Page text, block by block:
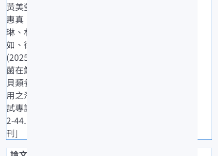
黃美瑩、朱
惠真、陳凱
琳、林玠
如、徐德華
(2025)益生
菌在鮑魚屬
貝類養殖應
用之潛力.水
試專訊,90: 4
2-44. [一般期
刊]